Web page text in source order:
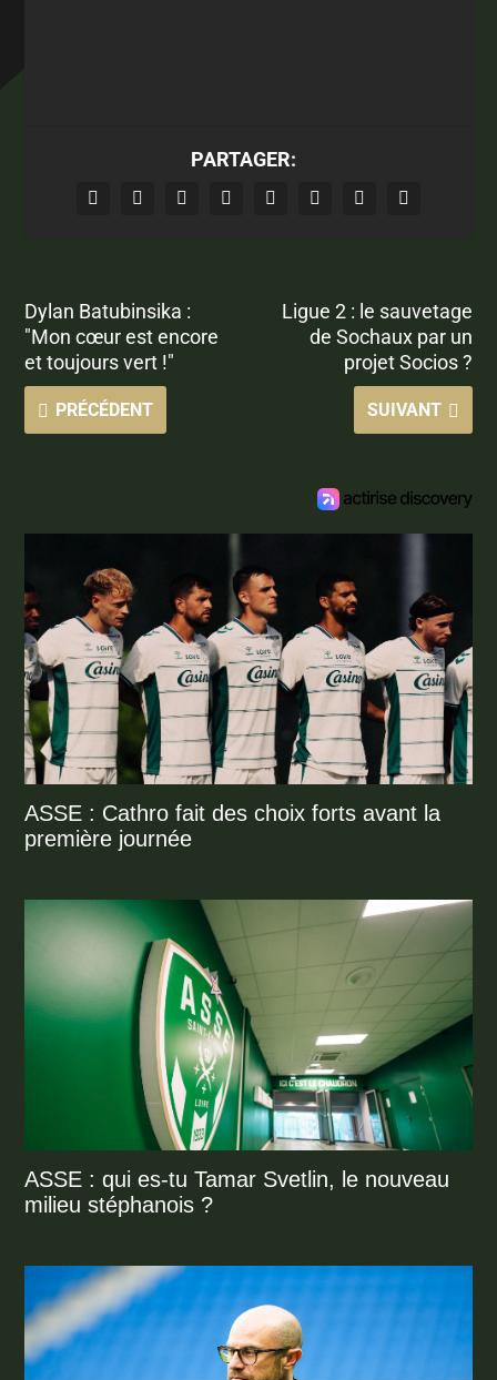
PARTAGER:
Dylan Batubinsika :
"Mon cœur est encore
et toujours vert !"
PRÉCÉDENT
Ligue 2 : le sauvetage
de Sochaux par un
projet Socios ?
SUIVANT
ASSE : Cathro fait des choix forts avant la
première journée
ASSE : qui es-tu Tamar Svetlin, le nouveau
milieu stéphanois ?